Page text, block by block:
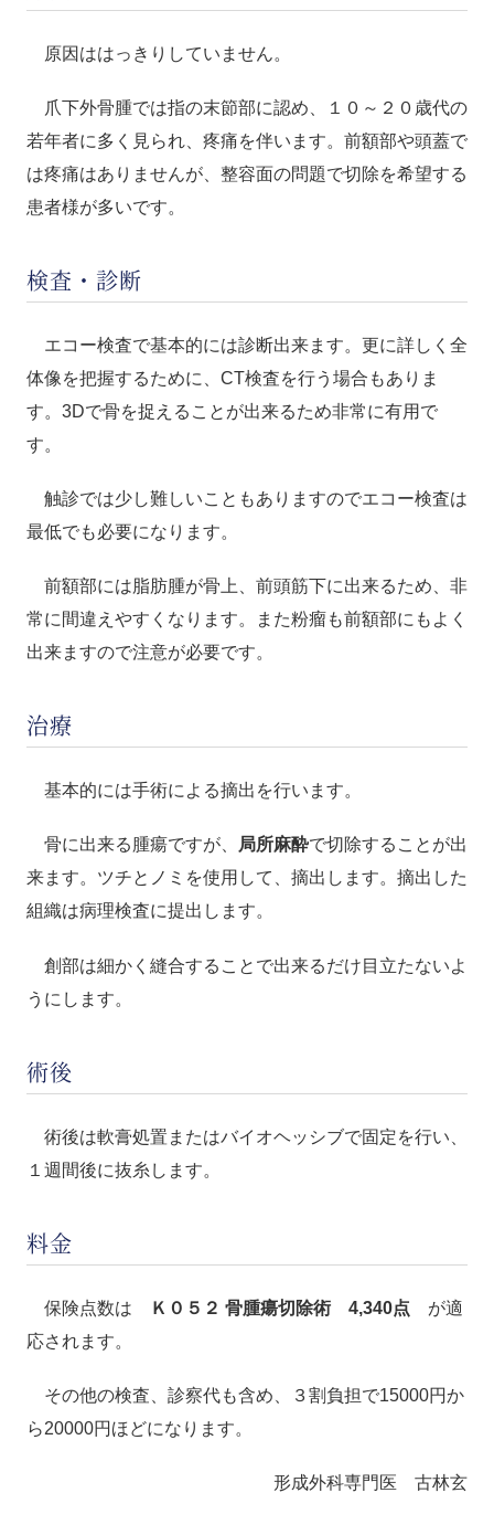
原因ははっきりしていません。
爪下外骨腫では指の末節部に認め、１０～２０歳代の
若年者に多く見られ、疼痛を伴います。前額部や頭蓋で
は疼痛はありませんが、整容面の問題で切除を希望する
患者様が多いです。
検査・診断
エコー検査で基本的には診断出来ます。更に詳しく全
体像を把握するために、CT検査を行う場合もありま
す。3Dで骨を捉えることが出来るため非常に有用で
す。
触診では少し難しいこともありますのでエコー検査は
最低でも必要になります。
前額部には脂肪腫が骨上、前頭筋下に出来るため、非
常に間違えやすくなります。また粉瘤も前額部にもよく
出来ますので注意が必要です。
治療
基本的には手術による摘出を行います。
骨に出来る腫瘍ですが、 局所麻酔で切除することが出
来ます。ツチとノミを使用して、摘出します。摘出した
組織は病理検査に提出します。
創部は細かく縫合することで出来るだけ目立たないよ
うにします。
術後
術後は軟膏処置またはバイオヘッシブで固定を行い、
１週間後に抜糸します。
料金
保険点数は Ｋ０５２ 骨腫瘍切除術 4,340点 が適
応されます。
その他の検査、診察代も含め、３割負担で15000円か
ら20000円ほどになります。
形成外科専門医 古林玄